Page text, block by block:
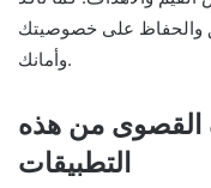
والحفاظ على خصوصيتك
وأمانك.
القصوى من هذه
التطبيقات